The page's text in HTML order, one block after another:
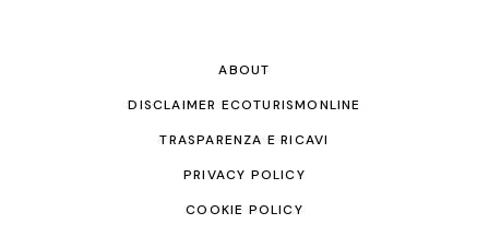
ABOUT
DISCLAIMER ECOTURISMONLINE
TRASPARENZA E RICAVI
PRIVACY POLICY
COOKIE POLICY